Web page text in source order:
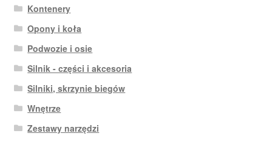
Kontenery
Opony i koła
Podwozie i osie
Silnik - części i akcesoria
Silniki, skrzynie biegów
Wnętrze
Zestawy narzędzi